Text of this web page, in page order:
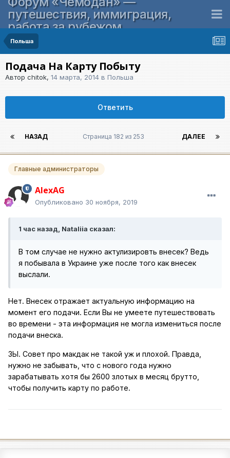
путешествия, иммиграция,
работа за рубежом
Польша
Подача На Карту Побыту
Автор chitok, 14 марта, 2014 в Польша
Ответить
НАЗАД ДАЛЕЕ
Страница 182 из 253
Главные администраторы
AlexAG
Опубликовано 30 ноября, 2019
1 час назад, Nataliia сказал:
В том случае не нужно актулизировть внесек? Ведь
я побывала в Украине уже после того как внесек
выслали.
Нет. Внесек отражает актуальную информацию на
момент его подачи. Если Вы не умеете путешествовать
во времени - эта информация не могла измениться после
подачи внеска.
ЗЫ. Совет про макдак не такой уж и плохой. Правда,
нужно не забывать, что с нового года нужно
зарабатывать хотя бы 2600 злотых в месяц брутто,
чтобы получить карту по работе.